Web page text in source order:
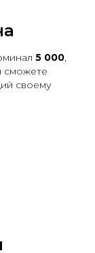
5 000,
сможете
своему